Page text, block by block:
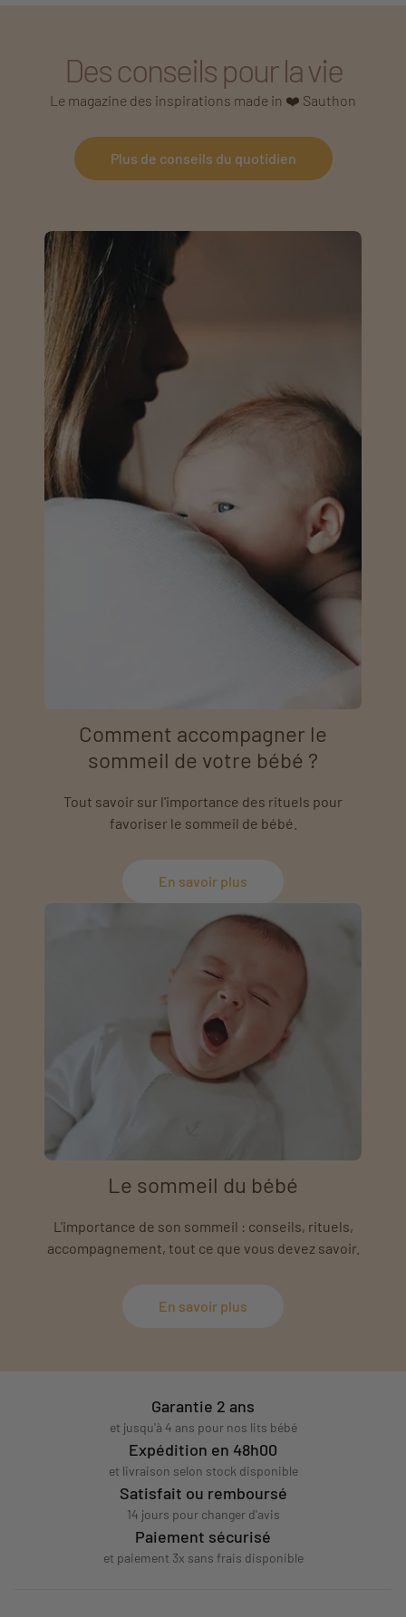
Des conseils pour la vie
Le magazine des inspirations made in ❤️ Sauthon
Plus de conseils du quotidien
Comment accompagner le
sommeil de votre bébé ?
Tout savoir sur l'importance des rituels pour
favoriser le sommeil de bébé.
En savoir plus
Le sommeil du bébé
L'importance de son sommeil : conseils, rituels,
accompagnement, tout ce que vous devez savoir.
En savoir plus
Garantie 2 ans
et jusqu'à 4 ans pour nos lits bébé
Expédition en 48h00
et livraison selon stock disponible
Satisfait ou remboursé
14 jours pour changer d'avis
Paiement sécurisé
et paiement 3x sans frais disponible